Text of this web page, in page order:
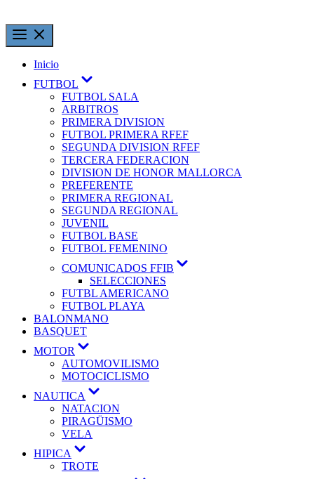
al
contenido
Inicio
FUTBOL
submenú
FUTBOL SALA
ARBITROS
PRIMERA DIVISION
FUTBOL PRIMERA RFEF
SEGUNDA DIVISION RFEF
TERCERA FEDERACION
DIVISION DE HONOR MALLORCA
PREFERENTE
PRIMERA REGIONAL
SEGUNDA REGIONAL
JUVENIL
FUTBOL BASE
FUTBOL FEMENINO
COMUNICADOS FFIB
SELECCIONES
FUTBL AMERICANO
FUTBOL PLAYA
BALONMANO
BASQUET
MOTOR
submenú
AUTOMOVILISMO
MOTOCICLISMO
NAUTICA
submenú
NATACION
PIRAGÜISMO
VELA
HIPICA
submenú
TROTE